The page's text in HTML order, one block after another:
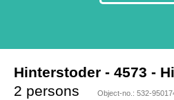
Hinterstoder - 4573 -
2 persons
Object-no.: 532-